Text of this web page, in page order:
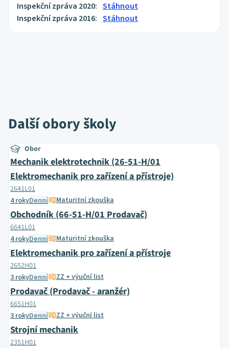
Inspekční zpráva 2020: Stáhnout
Inspekční zpráva 2016: Stáhnout
Další obory školy
Obor
Mechanik elektrotechnik (26-51-H/01
Elektromechanik pro zařízení a přístroje)
2641L01
4 rokyDenní Maturitní zkouška
Obchodník (66-51-H/01 Prodavač)
6641L01
4 rokyDenní Maturitní zkouška
Elektromechanik pro zařízení a přístroje
2652H01
3 rokyDenní ZZ + výuční list
Prodavač (Prodavač - aranžér)
6651H01
3 rokyDenní ZZ + výuční list
Strojní mechanik
2351H01